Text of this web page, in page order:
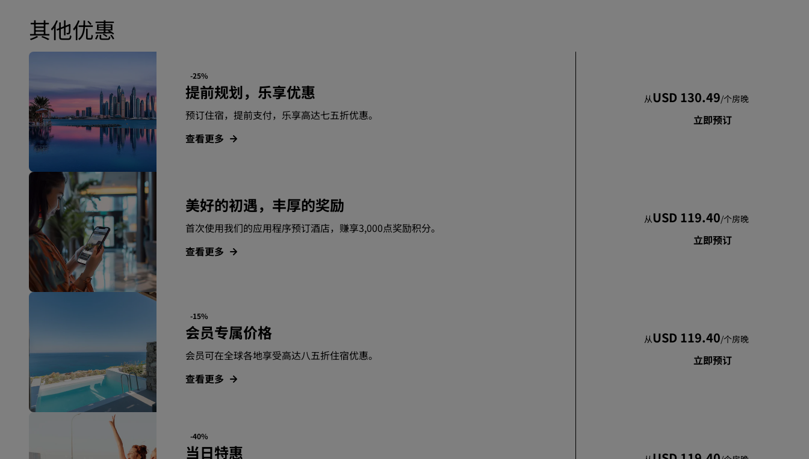
商务旅客
市中心酒店
访问我们的博客
如何使用积分
其他优惠
-25%
提前规划，乐享优惠
预订住宿，提前支付，乐享高达七五折优惠。
查看更多
从USD 130.49/个房晚
立即预订
美好的初遇，丰厚的奖励
首次使用我们的应用程序预订酒店，赚享3,000点奖励积分。
查看更多
从USD 119.40/个房晚
立即预订
-15%
会员专属价格
会员可在全球各地享受高达八五折住宿优惠。
查看更多
从USD 119.40/个房晚
立即预订
-40%
当日特惠